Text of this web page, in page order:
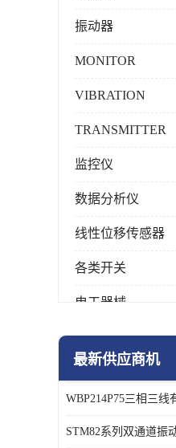
振动器
MONITOR
VIBRATION
TRANSMITTER
监控仪
数据分析仪
线性位移传感器
各类开关
电工器械
模块化产品
特殊用处传感器
特殊用途变送器
最新供应商机